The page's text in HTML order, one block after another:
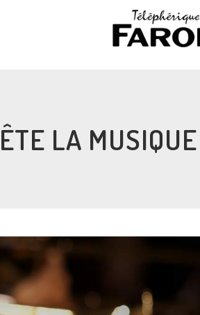
LA MUSIQUE